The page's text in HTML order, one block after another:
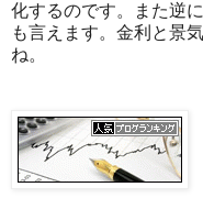
化するのです。また逆
も言えます。金利と景
ね。